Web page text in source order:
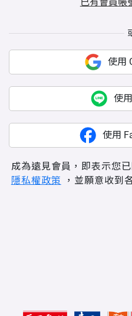
使用
使
使用
成為遠見會員，即表示您
隱私權政策 ，並願意收到